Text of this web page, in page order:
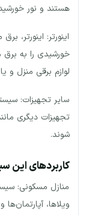
هستند و نور
لوازم برقی منزل و
تجهیزات دیگری
شوند.
کاربردهای
ویلاها،